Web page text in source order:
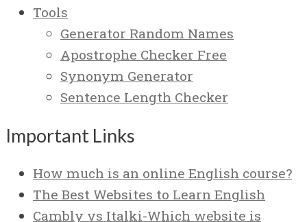
Tools
Generator Random Names
Apostrophe Checker Free
Synonym Generator
Sentence Length Checker
Important Links
How much is an online English course?
The Best Websites to Learn English
Cambly vs Italki-Which website is